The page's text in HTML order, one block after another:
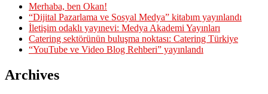
Merhaba, ben Okan!
“Dijital Pazarlama ve Sosyal Medya” kitabım yayınlandı
İletişim odaklı yayınevi: Medya Akademi Yayınları
Catering sektörünün buluşma noktası: Catering Türkiye
“YouTube ve Video Blog Rehberi” yayınlandı
Archives